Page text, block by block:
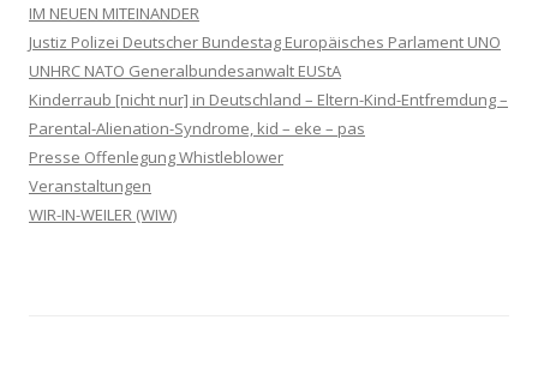
IM NEUEN MITEINANDER
Justiz Polizei Deutscher Bundestag Europäisches Parlament UNO
UNHRC NATO Generalbundesanwalt EUStA
Kinderraub [nicht nur] in Deutschland – Eltern-Kind-Entfremdung –
Parental-Alienation-Syndrome, kid – eke – pas
Presse Offenlegung Whistleblower
Veranstaltungen
WIR-IN-WEILER (WIW)